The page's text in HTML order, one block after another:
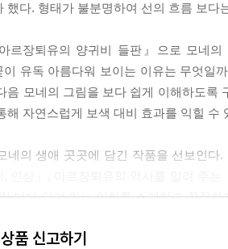
했다. 형태가 불분명하여 선의 흐름 보
르장퇴유의 양귀비 들판』으로 모네
이 유독 아름다워 보이는 이유는 무엇일
음 모네의 그림을 보다 쉽게 이해하도록
해 자연스럽게 보색 대비 효과를 익힐 수
네의 생애 곳곳에 담긴 작품을 선보인
마다 담겨 있는 일화를 소개하고 꼼꼼
간을 그린 화가들
품 신고하기